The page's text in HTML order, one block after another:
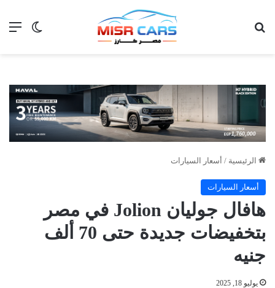
الوضع
الرئيسية / أسعار السيارات
أسعار السيارات
هافال جوليان Jolion في مصر
بتخفيضات جديدة حتى 70 ألف
جنيه
يوليو 18, 2025